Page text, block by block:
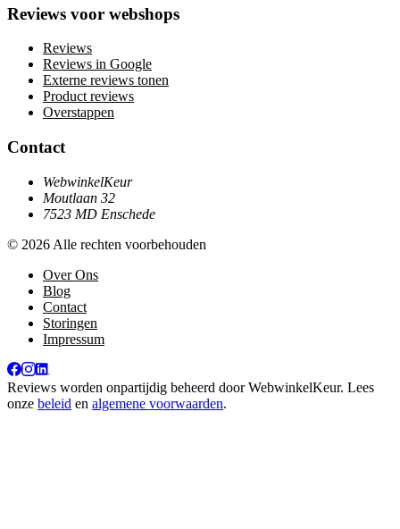
Reviews voor webshops
Reviews
Reviews in Google
Externe reviews tonen
Product reviews
Overstappen
Contact
WebwinkelKeur
Moutlaan 32
7523 MD Enschede
© 2026 Alle rechten voorbehouden
Over Ons
Blog
Contact
Storingen
Impressum
Reviews worden onpartijdig beheerd doorWebwinkelKeur. Lees
onze beleid en algemene voorwaarden.